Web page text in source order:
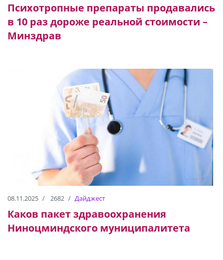
Психотропные препараты продавались
в 10 раз дороже реальной стоимости –
Минздрав
08.11.2025 2682 Дайджест
Каков пакет здравоохранения
Ниноцминдского муниципалитета